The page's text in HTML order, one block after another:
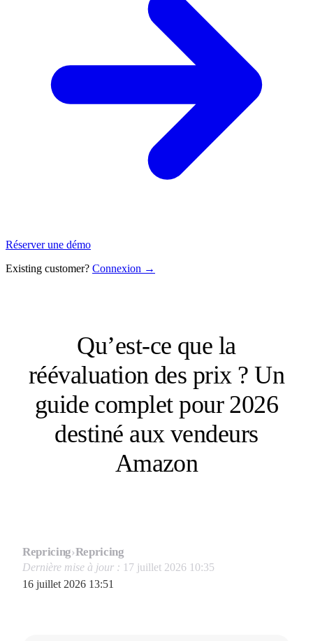
Réserver une démo
Existing customer? Connexion →
Qu’est-ce que la
réévaluation des prix ? Un
guide complet pour 2026
destiné aux vendeurs
Amazon
Repricing›Repricing
Dernière mise à jour : 17 juillet 2026 10:35
16 juillet 2026 13:51